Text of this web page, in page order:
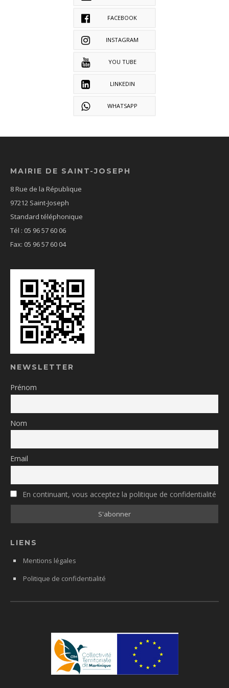
FACEBOOK
INSTAGRAM
YOU TUBE
LINKEDIN
WHATSAPP
MAIRIE DE SAINT-JOSEPH
8 Rue de la République
97212 Saint-Joseph
Standard téléphonique
Tél : 05 96 57 60 06
Fax: 05 96 57 60 04
NEWSLETTER
Prénom
Nom
Email
En continuant, vous acceptez la politique de confidentialité
LIENS
Mentions légales
Politique de confidentialité